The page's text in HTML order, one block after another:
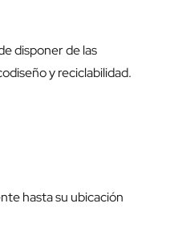
disponer de las
y reciclabilidad.
hasta su ubicación